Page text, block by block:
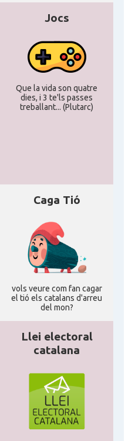
Jocs
Que la vida son quatre
dies, i 3 te'ls passes
treballant... (Plutarc)
Caga Tió
vols veure com fan cagar
el tió els catalans d'arreu
del mon?
Llei electoral
catalana